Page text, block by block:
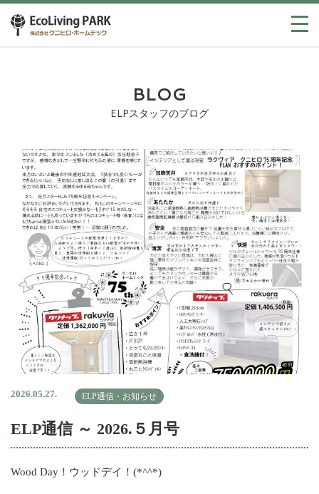
BLOG
ELPスタッフのブログ
2026.05.27. ELP通信・お知らせ
ELP通信 ～ 2026.５月号
Wood Day！ウッドデイ！(*^^*)